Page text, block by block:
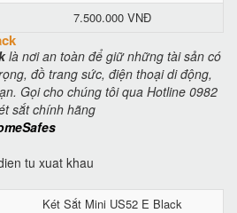
7.500.000 VNĐ
là nơi an toàn để giữ những tài sản có
đồ trang sức, điện thoại di động,
Gọi cho chúng tôi qua Hotline 0982
sắt chính hãng
Két Sắt Mini US52 E Black